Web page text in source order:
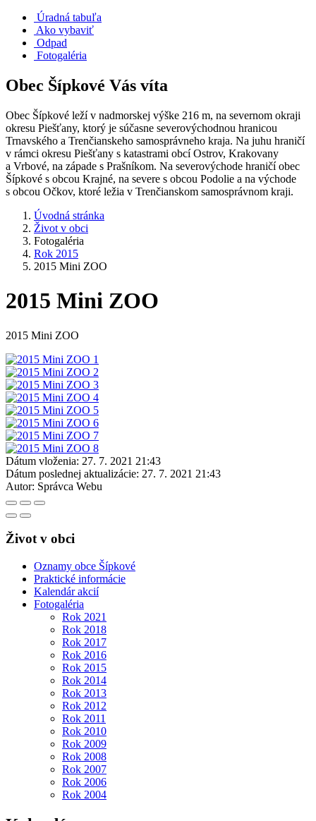
Úradná tabuľa
Ako vybaviť
Odpad
Fotogaléria
Obec Šípkové Vás víta
Obec Šípkové leží v nadmorskej výške 216 m, na severnom okraji
okresu Piešťany, ktorý je súčasne severovýchodnou hranicou
Trnavského a Trenčianskeho samosprávneho kraja. Na juhu hraničí
v rámci okresu Piešťany s katastrami obcí Ostrov, Krakovany
a Vrbové, na západe s Prašníkom. Na severovýchode hraničí obec
Šípkové s obcou Krajné, na severe s obcou Podolie a na východe
s obcou Očkov, ktoré ležia v Trenčianskom samosprávnom kraji.
Úvodná stránka
Život v obci
Fotogaléria
Rok 2015
2015 Mini ZOO
2015 Mini ZOO
2015 Mini ZOO
Dátum vloženia: 27. 7. 2021 21:43
Dátum poslednej aktualizácie: 27. 7. 2021 21:43
Autor: Správca Webu
Život v obci
Oznamy obce Šípkové
Praktické informácie
Kalendár akcií
Fotogaléria
Rok 2021
Rok 2018
Rok 2017
Rok 2016
Rok 2015
Rok 2014
Rok 2013
Rok 2012
Rok 2011
Rok 2010
Rok 2009
Rok 2008
Rok 2007
Rok 2006
Rok 2004